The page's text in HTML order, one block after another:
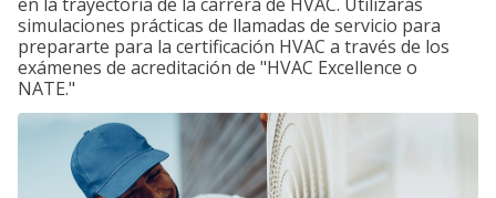
simulaciones prácticas de llamadas de servicio para
prepararte para la certificación HVAC a través de los
exámenes de acreditación de "HVAC Excellence o
NATE."